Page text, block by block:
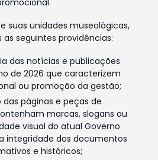
suas unidades museológicas,
seguintes providências:
das notícias e publicações
de 2026 que caracterizem
ou promoção da gestão;
páginas e peças de
marcas, slogans ou
visual do atual Governo
integridade dos documentos
e históricos;